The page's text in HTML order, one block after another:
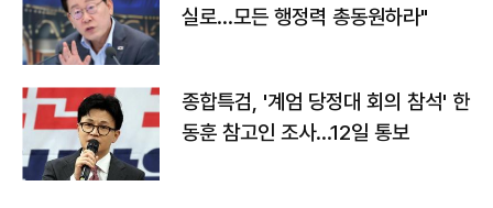
실로…모든 행정력 총동원하라"
종합특검, '계엄 당정대 회의 참석' 한
동훈 참고인 조사...12일 통보